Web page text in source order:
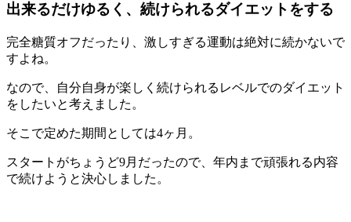
出来るだけゆるく、続けられるダイエットをする
完全糖質オフだったり、激しすぎる運動は絶対に続かないで
すよね。
なので、自分自身が楽しく続けられるレベルでのダイエット
をしたいと考えました。
そこで定めた期間としては4ヶ月。
スタートがちょうど9月だったので、年内まで頑張れる内容
で続けようと決心しました。